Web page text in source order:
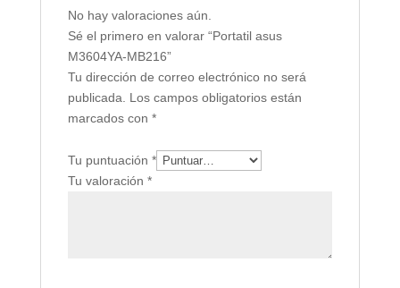
No hay valoraciones aún.
Sé el primero en valorar “Portatil asus
M3604YA-MB216”
Tu dirección de correo electrónico no será
publicada. Los campos obligatorios están
marcados con *
Tu puntuación *
Tu valoración *